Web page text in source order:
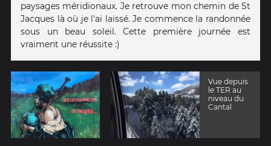
paysages méridionaux. Je retrouve mon chemin de St
Jacques là où je l'ai laissé. Je commence la randonnée
sous un beau soleil. Cette première journée est
vraiment une réussite :)
Vue depuis
le TER au
niveau du
Cantal